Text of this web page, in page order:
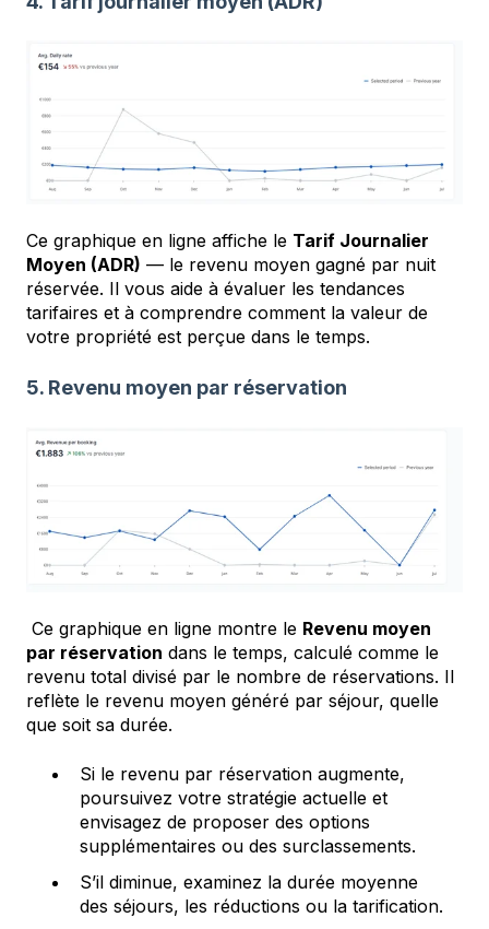
Ce graphique en ligne affiche le Tarif Journalier
Moyen (ADR) — le revenu moyen gagné par nuit
réservée. Il vous aide à évaluer les tendances
tarifaires et à comprendre comment la valeur de
votre propriété est perçue dans le temps.
5. Revenu moyen par réservation
Ce graphique en ligne montre le Revenu moyen
par réservation dans le temps, calculé comme le
revenu total divisé par le nombre de réservations. Il
reflète le revenu moyen généré par séjour, quelle
que soit sa durée.
Si le revenu par réservation augmente,
poursuivez votre stratégie actuelle et
envisagez de proposer des options
supplémentaires ou des surclassements.
S’il diminue, examinez la durée moyenne
des séjours, les réductions ou la tarification.